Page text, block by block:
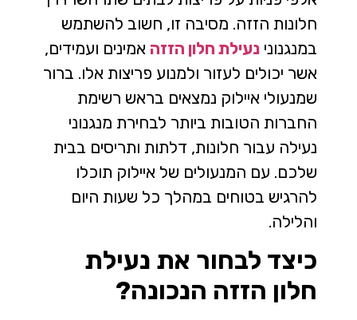
חלונות הזזה. מסיבה זו, חשוב להשתמש
במנגנוני נעילת חלון הזזה אמינים ועמידים,
אשר יכולים לעזור ולמנוע פריצות אלו. ברור
שמנעולי איילוק נמצאים בראש רשימת
החברות הטובות ביותר לבחירת מנגנוני
נעילה עבור חלונות, דלתות ותריסים בבית
שלכם. עם המנעולים של איילוק תוכלו
להרגיש בטוחים במהלך כל שעות היום
והלילה.
כיצד לבחור את נעילת
חלון הזזה הנכונה?